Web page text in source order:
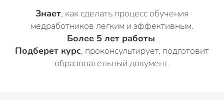
Знает, как сделать процесс обучения
медработников легким и эффективным.
Более 5 лет работы.
Подберет курс, проконсультирует, подготовит
образовательный документ.